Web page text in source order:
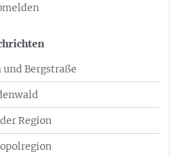
Bergstraße
Region